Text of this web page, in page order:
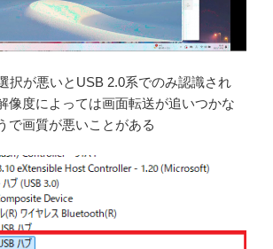
択が悪いとUSB 2.0系でのみ認識され
像度によっては画面転送が追いつかな
で画質が悪いことがある